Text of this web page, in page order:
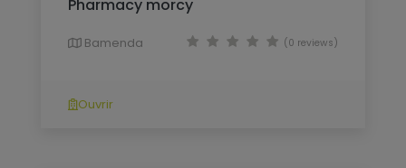
Pharmacy morcy
Bamenda (0 reviews)
Ouvrir